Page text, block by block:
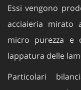
Essi vengono
acciaieria mirato
micro purezza e
lappatura delle
Particolari